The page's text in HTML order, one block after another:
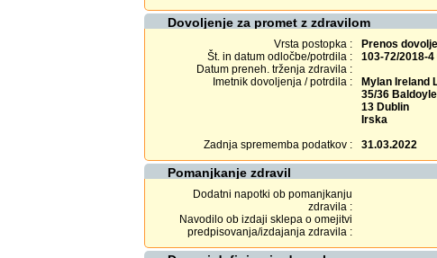
Dovoljenje za promet z zdravilom
Vrsta postopka :
Prenos
Št. in datum odločbe/potrdila :
103-72/2018-
Datum preneh. trženja zdravila :
Imetnik dovoljenja / potrdila :
Mylan Ireland
35/36
13 Dublin
Irska
Zadnja sprememba podatkov :
31.03.2022
Pomanjkanje zdravil
Dodatni napotki ob pomanjkanju
zdravila :
Navodilo ob izdaji sklepa o omejitvi
predpisovanja/izdajanja zdravila :